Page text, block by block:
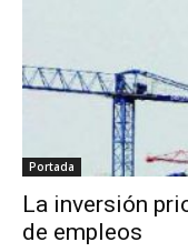
Portada
La inversión
de empleos